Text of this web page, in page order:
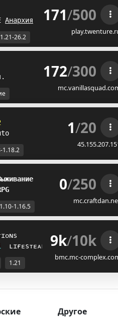
Анархия 171/500
1.21-26.2
. 172/300
1/20
1.18.2
0/250
1.10-1.16.5
ʟɪғᴇsᴛᴇᴀʟ 9k/10k
bmc.mc-
1.21
Другое